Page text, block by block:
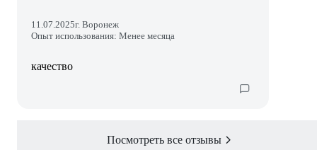
11.07.2025г. Воронеж
Опыт использования: Менее месяца
качество
Посмотреть все отзывы